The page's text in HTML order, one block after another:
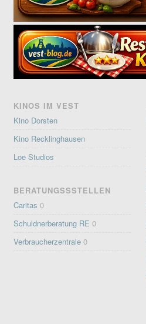
KINOS IM VEST
Kino Dorsten
Kino Recklinghausen
Loe Studios
BERATUNGSSSTELLEN
Caritas 0
Schuldnerberatung RE 0
Verbraucherzentrale 0